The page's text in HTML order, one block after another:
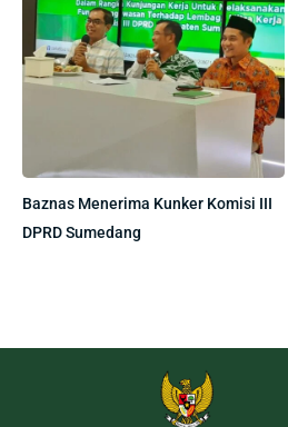
Baznas Menerima Kunker Komisi III
DPRD Sumedang